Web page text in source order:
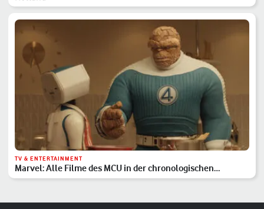
TV & ENTERTAINMENT
Marvel: Alle Filme des MCU in der chronologischen
Reihenfolge